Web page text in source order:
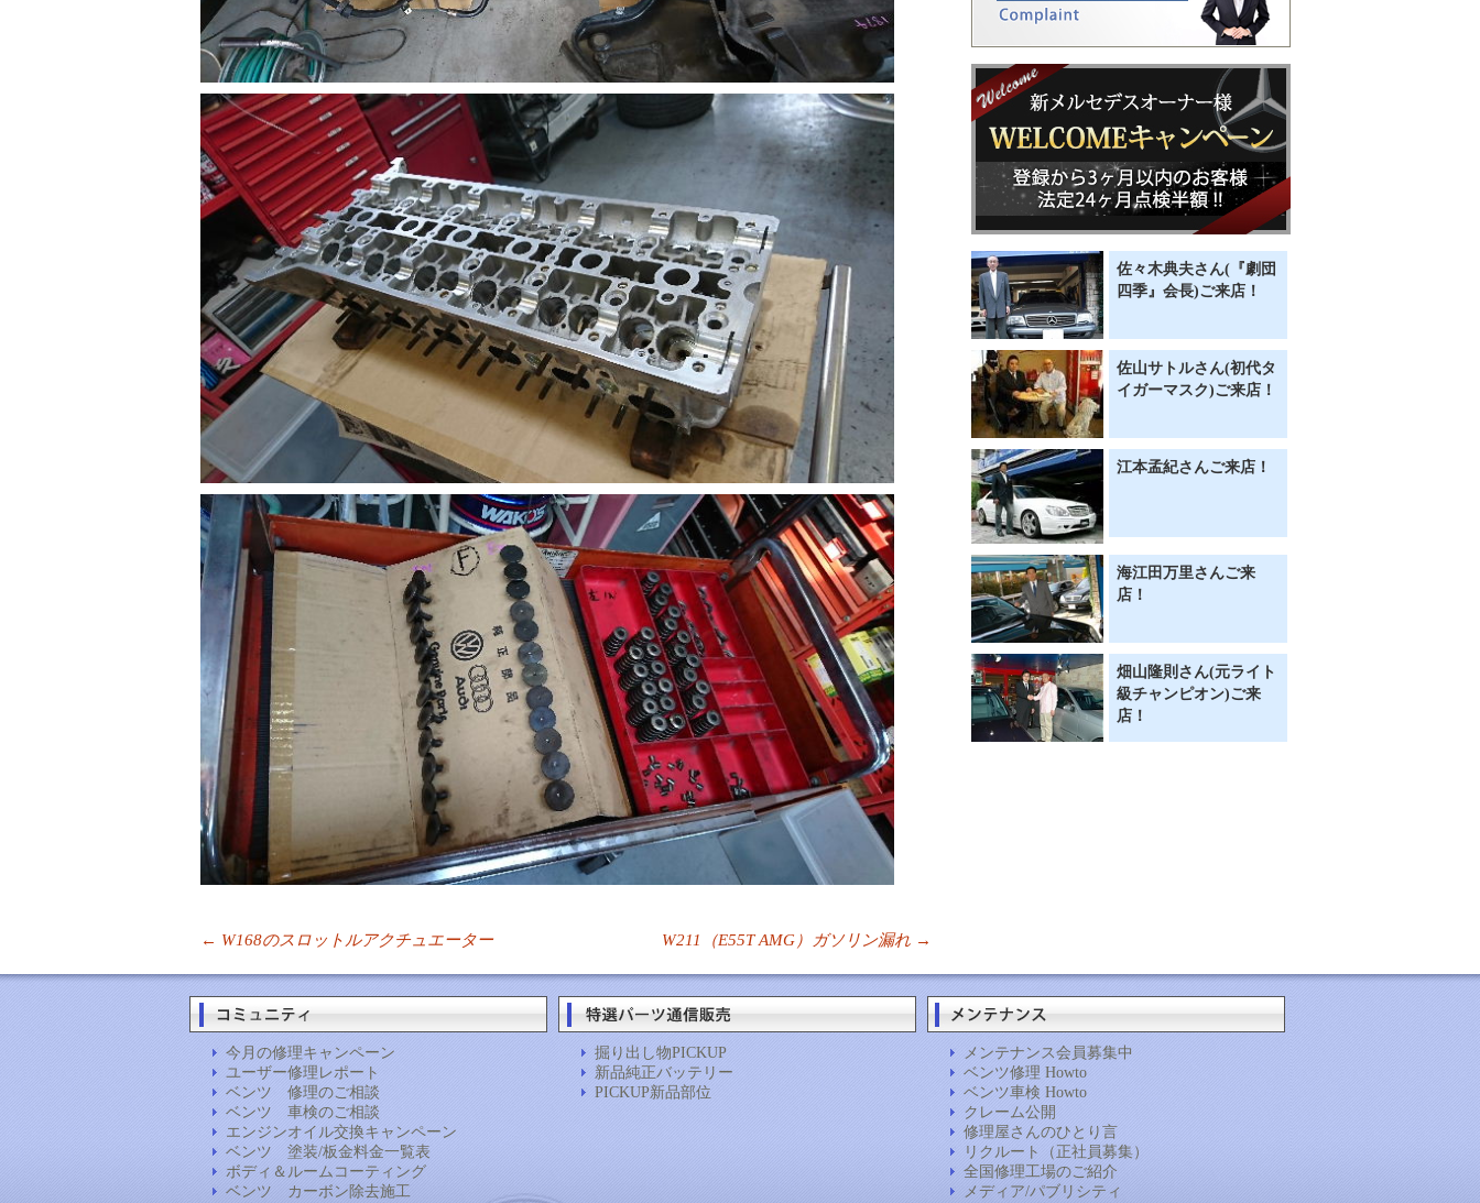
投
ナ
ビ
ゲ
← W168のスロットルアクチュエーター W211（E55T AMG）ガソリン漏れ →
佐々木典夫さん(『劇団
四季』会長)ご来店！
佐山サトルさん(初代タ
イガーマスク)ご来店！
江本孟紀さんご来店！
海江田万里さんご来
店！
畑山隆則さん(元ライト
級チャンピオン)ご来
店！
今月の修理キャンペーン
ユーザー修理レポート
ベンツ 修理のご相談
ベンツ 車検のご相談
エンジンオイル交換キャンペーン
ベンツ 塗装/板金料金一覧表
ボディ＆ルームコーティング
ベンツ カーボン除去施工
掘り出し物PICKUP
新品純正バッテリー
PICKUP新品部位
メンテナンス会員募集中
ベンツ修理 Howto
ベンツ車検 Howto
クレーム公開
修理屋さんのひとり言
リクルート（正社員募集）
全国修理工場のご紹介
メディア/パブリシティ